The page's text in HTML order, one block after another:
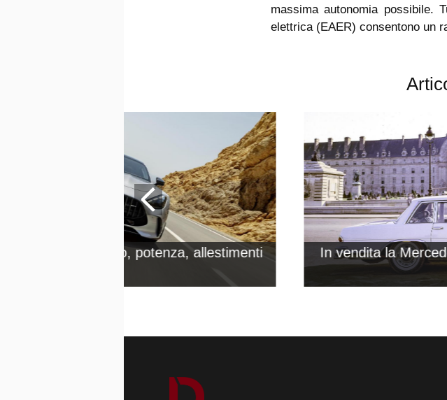
massima autonomia possibile.
elettrica (EAER) consentono un
In vendita la
AMG GT: prezzo, potenza, allestimenti